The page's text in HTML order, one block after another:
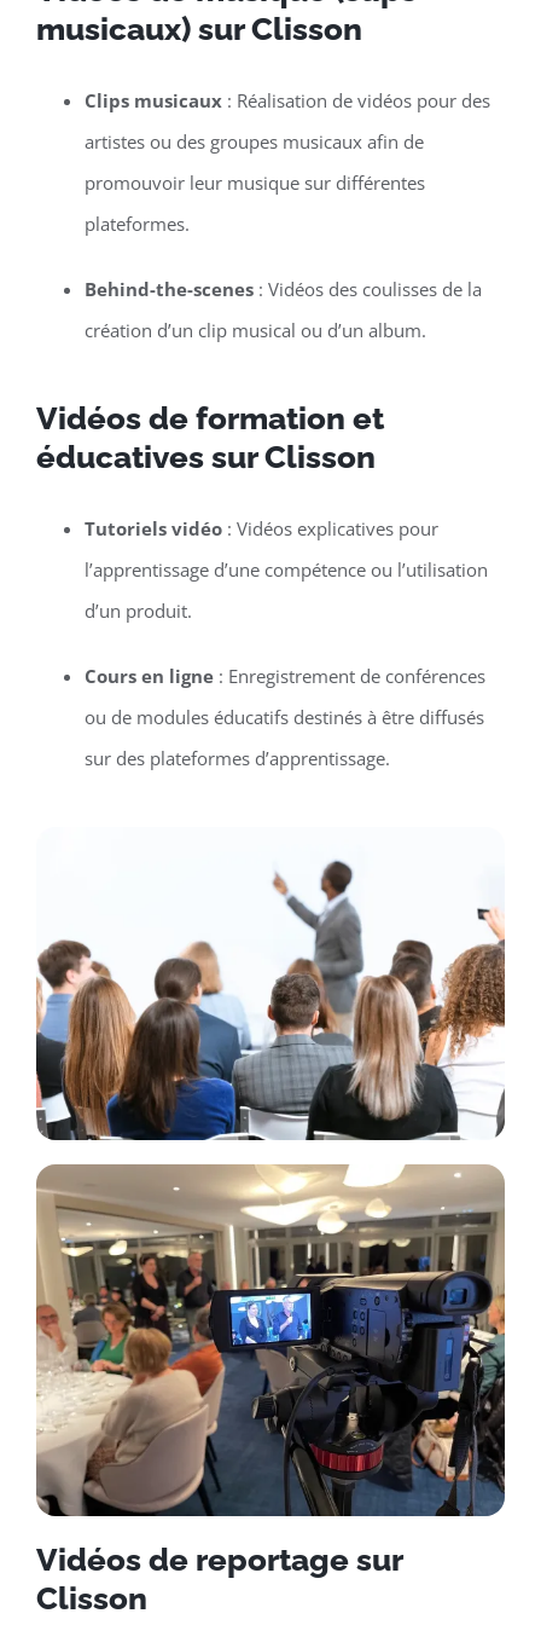
musicaux) sur Clisson
Clips musicaux: Réalisation de vidéos pour des
artistes ou des groupes musicaux afin de
promouvoir leur musique sur différentes
plateformes.
Behind-the-scenes: Vidéos des coulisses de la
création d’un clip musical ou d’un album.
Vidéos de formation et
éducatives sur Clisson
Tutoriels vidéo: Vidéos explicatives pour
l’apprentissage d’une compétence ou l’utilisation
d’un produit.
Cours en ligne: Enregistrement de conférences
ou de modules éducatifs destinés à être diffusés
sur des plateformes d’apprentissage.
Vidéos de reportage sur
Clisson